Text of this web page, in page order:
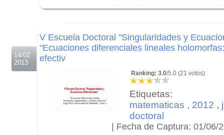
14/02
2013
V Escuela Doctoral "Singularidades y
"Ecuaciones diferenciales lineales
efectiv
Ranking: 3.0/5.0 (21 votos)
Etiquetas:
matematicas , 2012 ,
doctoral
| Fecha de Captura: 01/06/